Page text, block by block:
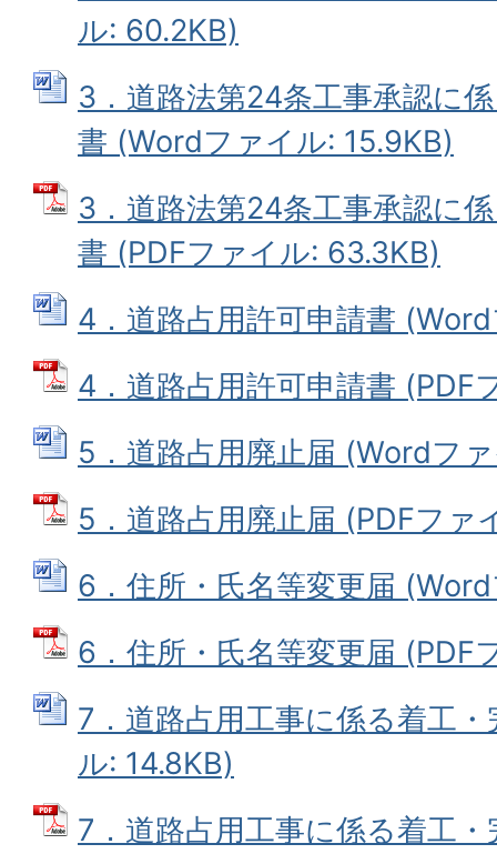
ル: 60.2KB)
3．道路法第24条工事承認に
書 (Wordファイル: 15.9KB)
3．道路法第24条工事承認に
書 (PDFファイル: 63.3KB)
4．道路占用許可申請書
4．道路占用許可申請書 (PDF
5．道路占用廃止届 (Wordフ
5．道路占用廃止届 (PDFファ
6．住所・氏名等変更届
6．住所・氏名等変更届 (PDF
7．道路占用工事に係る着工
ル: 14.8KB)
7．道路占用工事に係る着工